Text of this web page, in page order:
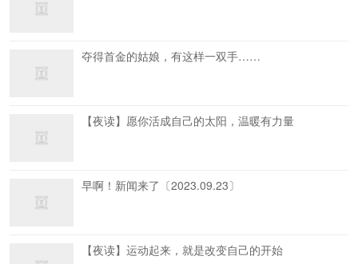
夺得首金的姑娘，有这样一双手……
【夜读】愿你活成自己的太阳，温暖有力量
早啊！新闻来了〔2023.09.23〕
【夜读】运动起来，就是改变自己的开始